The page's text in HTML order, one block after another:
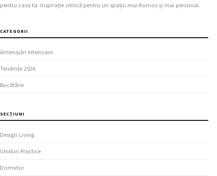
pentru casa ta. Inspirație zilnică pentru un spațiu mai frumos și mai personal.
CATEGORII
Amenajări Interioare
Tendințe 2026
Bucătărie
SECȚIUNI
Design Living
Ghiduri Practice
Dormitor